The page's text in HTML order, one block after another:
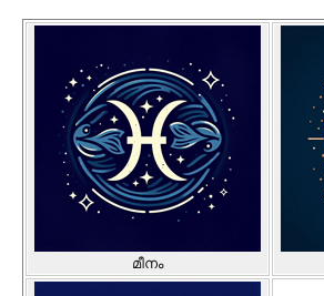
മീനം